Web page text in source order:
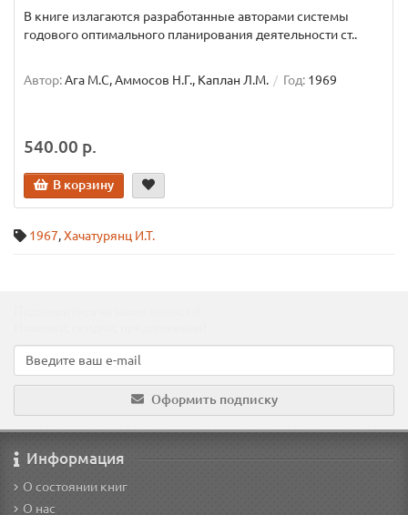
В книге излагаются разработанные авторами системы
годового оптимального планирования деятельности ст..
Автор:Ага М.С, Аммосов Н.Г., Каплан Л.М. Год: 1969
540.00 р.
В корзину
1967,Хачатурянц И.Т.
Оформить подписку
Информация
О состоянии книг
О нас